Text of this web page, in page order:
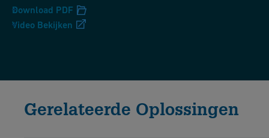
Download PDF
Video Bekijken
Gerelateerde Oplossingen